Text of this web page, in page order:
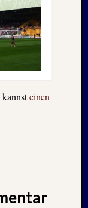
kannsteinen